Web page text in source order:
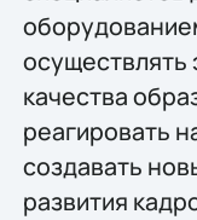
осуществлять
качества
реагировать
создавать
развития